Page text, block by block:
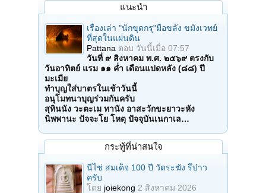
แนะนำ
เรื่องเล่า "นักขุดกรุ"มือขลัง ขมังเวทย์
ที่สุดในแผ่นดิน
Pattana ตอบ วันนี้เมื่อ 07:57
วันที่ ๙ สิงหาคม พ.ศ. ๒๕๖๙ ตรงกับ
วันอาทิตย์ แรม ๑๑ ค่ำ เดือนแปดหลัง (๘๘) ปี
มะเมีย
ทำบุญใส่บาตรในเช้าวันนี้
อนุโมทนาบุญร่วมกันครับ
สุทินนัง วะตะเม ทานัง อาสะวักขะยาวะหัง
นิพพานะ ปัจจะโย โหตุ ปัจจุบันเนกาเล…
กระทู้ที่น่าสนใจ
นี่ไช่ สมเด็จ 100 ปี วัดระฆัง รึป่าว
ครับ
โดย joiekong 2 สิงหาคม 2026